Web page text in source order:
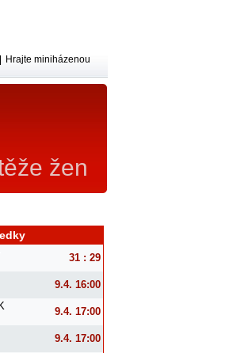
žen
Hrajte miniházenou
31 : 29
9.4. 16:00
9.4. 17:00
9.4. 17:00